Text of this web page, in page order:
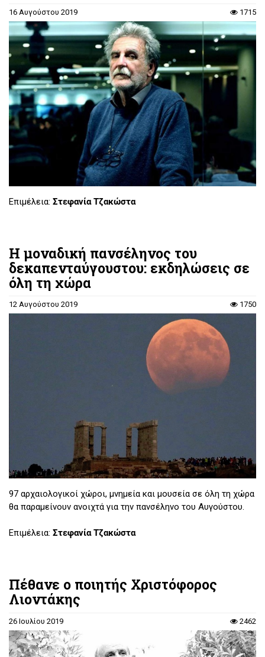
16 Αυγούστου 2019 1715
Επιμέλεια: Στεφανία Τζακώστα
Η μοναδική πανσέληνος του
δεκαπενταύγουστου: εκδηλώσεις σε
όλη τη χώρα
12 Αυγούστου 2019 1750
97 αρχαιολογικοί χώροι, μνημεία και μουσεία σε όλη τη χώρα
θα παραμείνουν ανοιχτά για την πανσέληνο του Αυγούστου.
Επιμέλεια: Στεφανία Τζακώστα
Πέθανε ο ποιητής Χριστόφορος
Λιοντάκης
26 Ιουλίου 2019 2462